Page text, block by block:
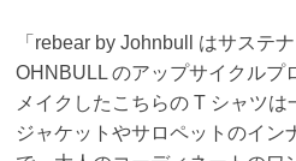
「rebear by Johnbull はサステ
OHNBULL のアップサイクルプ
メイクしたこちらの T シャツは
ジャケットやサロペットのイン